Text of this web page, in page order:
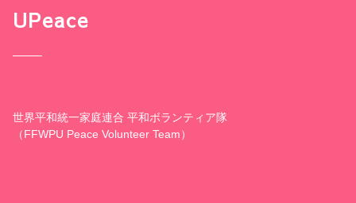
UPeace
世界平和統一家庭連合 平和ボランティア隊
（FFWPU Peace Volunteer Team）